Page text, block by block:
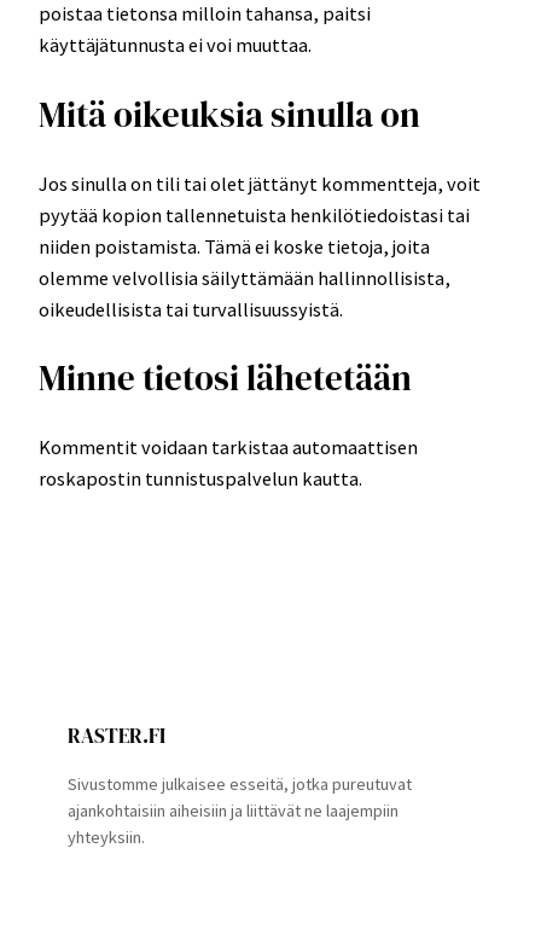
poistaa tietonsa milloin tahansa, paitsi
käyttäjätunnusta ei voi muuttaa.
Mitä oikeuksia sinulla on
Jos sinulla on tili tai olet jättänyt kommentteja, voit
pyytää kopion tallennetuista henkilötiedoistasi tai
niiden poistamista. Tämä ei koske tietoja, joita
olemme velvollisia säilyttämään hallinnollisista,
oikeudellisista tai turvallisuussyistä.
Minne tietosi lähetetään
Kommentit voidaan tarkistaa automaattisen
roskapostin tunnistuspalvelun kautta.
RASTER.FI
Sivustomme julkaisee esseitä, jotka pureutuvat
ajankohtaisiin aiheisiin ja liittävät ne laajempiin
yhteyksiin.